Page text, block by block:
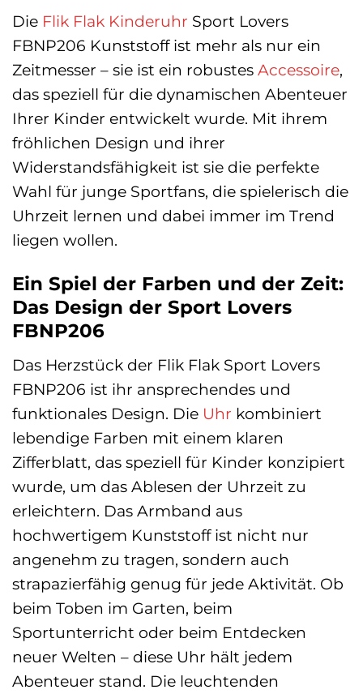
Die Flik Flak Kinderuhr Sport Lovers
FBNP206 Kunststoff ist mehr als nur ein
Zeitmesser – sie ist ein robustes Accessoire,
das speziell für die dynamischen Abenteuer
Ihrer Kinder entwickelt wurde. Mit ihrem
fröhlichen Design und ihrer
Widerstandsfähigkeit ist sie die perfekte
Wahl für junge Sportfans, die spielerisch die
Uhrzeit lernen und dabei immer im Trend
liegen wollen.
Ein Spiel der Farben und der Zeit:
Das Design der Sport Lovers
FBNP206
Das Herzstück der Flik Flak Sport Lovers
FBNP206 ist ihr ansprechendes und
funktionales Design. Die Uhr kombiniert
lebendige Farben mit einem klaren
Zifferblatt, das speziell für Kinder konzipiert
wurde, um das Ablesen der Uhrzeit zu
erleichtern. Das Armband aus
hochwertigem Kunststoff ist nicht nur
angenehm zu tragen, sondern auch
strapazierfähig genug für jede Aktivität. Ob
beim Toben im Garten, beim
Sportunterricht oder beim Entdecken
neuer Welten – diese Uhr hält jedem
Abenteuer stand. Die leuchtenden